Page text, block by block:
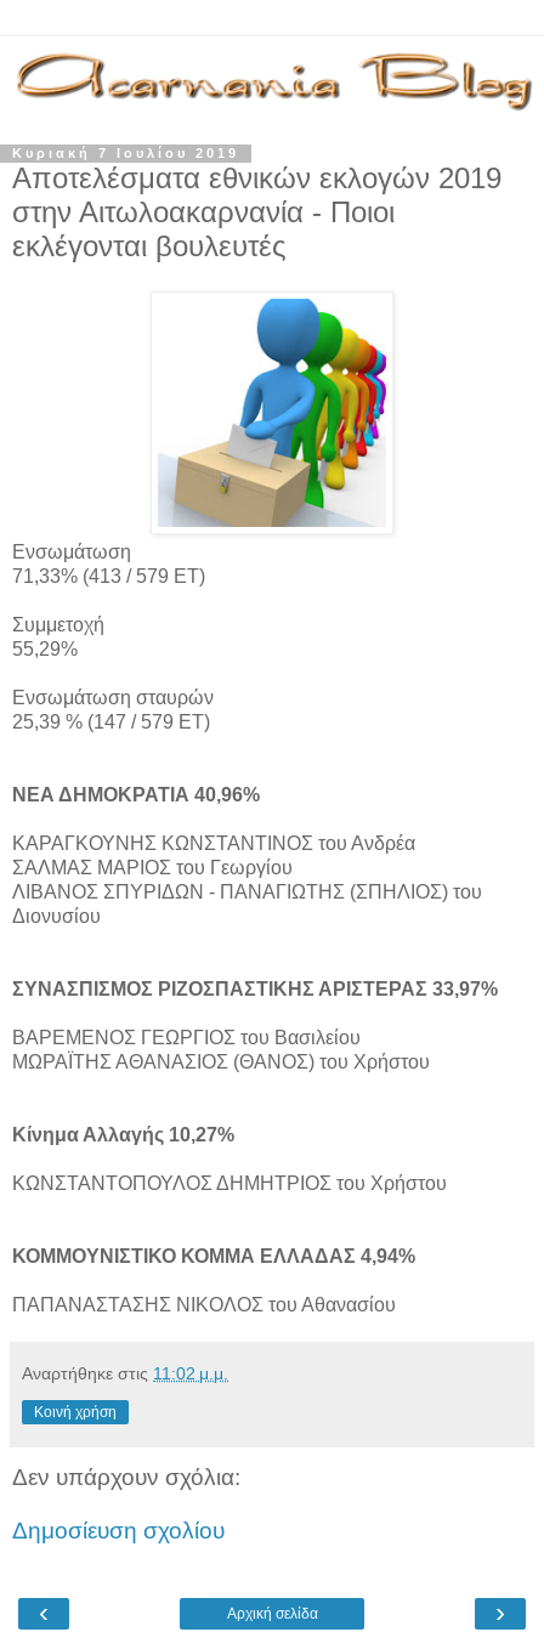
Κυριακή 7 Ιουλίου 2019
Αποτελέσματα εθνικών εκλογών 2019
στην Αιτωλοακαρνανία - Ποιοι
εκλέγονται βουλευτές
Ενσωμάτωση
71,33% (413 / 579 ΕΤ)
Συμμετοχή
55,29%
Ενσωμάτωση σταυρών
25,39 % (147 / 579 ΕΤ)
ΝΕΑ ΔΗΜΟΚΡΑΤΙΑ 40,96%
ΚΑΡΑΓΚΟΥΝΗΣ ΚΩΝΣΤΑΝΤΙΝΟΣ του Ανδρέα
ΣΑΛΜΑΣ ΜΑΡΙΟΣ του Γεωργίου
ΛΙΒΑΝΟΣ ΣΠΥΡΙΔΩΝ - ΠΑΝΑΓΙΩΤΗΣ (ΣΠΗΛΙΟΣ) του
Διονυσίου
ΣΥΝΑΣΠΙΣΜΟΣ ΡΙΖΟΣΠΑΣΤΙΚΗΣ ΑΡΙΣΤΕΡΑΣ 33,97%
ΒΑΡΕΜΕΝΟΣ ΓΕΩΡΓΙΟΣ του Βασιλείου
ΜΩΡΑΪΤΗΣ ΑΘΑΝΑΣΙΟΣ (ΘΑΝΟΣ) του Χρήστου
Κίνημα Αλλαγής 10,27%
ΚΩΝΣΤΑΝΤΟΠΟΥΛΟΣ ΔΗΜΗΤΡΙΟΣ του Χρήστου
ΚΟΜΜΟΥΝΙΣΤΙΚΟ ΚΟΜΜΑ ΕΛΛΑΔΑΣ 4,94%
ΠΑΠΑΝΑΣΤΑΣΗΣ ΝΙΚΟΛΟΣ του Αθανασίου
Αναρτήθηκε στις 11:02 μ.μ.
Κοινή χρήση
Δεν υπάρχουν σχόλια:
Δημοσίευση σχολίου
‹ ›
Αρχική σελίδα